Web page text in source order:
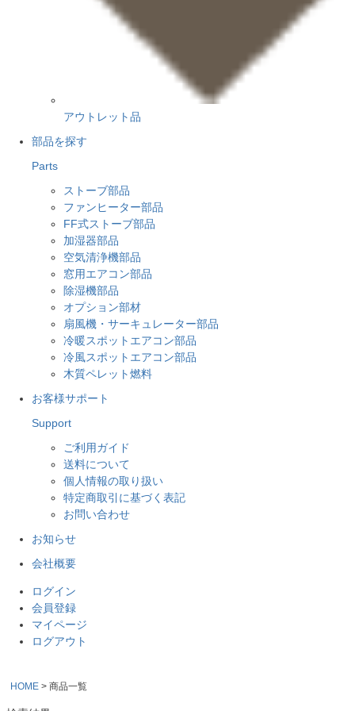
アウトレット品
部品を探す
Parts
ストーブ部品
ファンヒーター部品
FF式ストーブ部品
加湿器部品
空気清浄機部品
窓用エアコン部品
除湿機部品
オプション部材
扇風機・サーキュレーター部品
冷暖スポットエアコン部品
冷風スポットエアコン部品
木質ペレット燃料
お客様サポート
Support
ご利用ガイド
送料について
個人情報の取り扱い
特定商取引に基づく表記
お問い合わせ
お知らせ
会社概要
ログイン
会員登録
マイページ
ログアウト
HOME 商品一覧